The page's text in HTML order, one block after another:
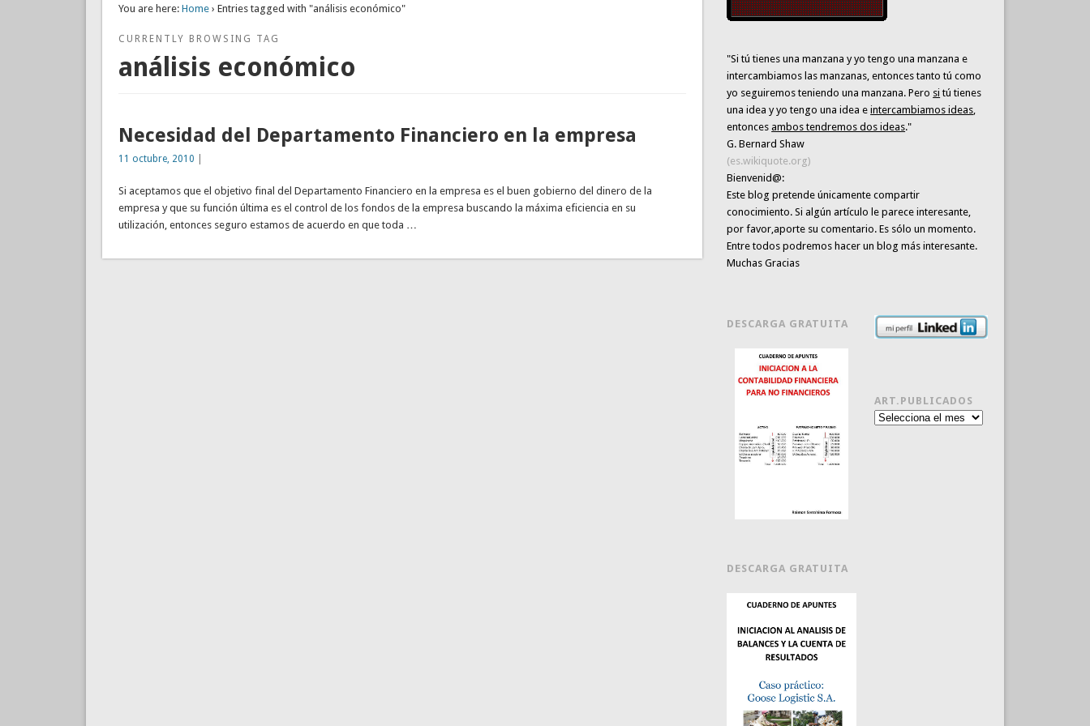
You are here: Home› Entries tagged with "análisis económico"
CURRENTLY BROWSING TAG
análisis económico
Necesidad del Departamento Financiero en la empresa
11 octubre, 2010
Si aceptamos que el objetivo final del Departamento Financiero en la empresa es el buen gobierno del dinero de la
empresa y que su función última es el control de los fondos de la empresa buscando la máxima eficiencia en su
utilización, entonces seguro estamos de acuerdo en que toda …
"Si tú tienes una manzana y yo tengo una manzana e
intercambiamos las manzanas, entonces tanto tú como
yo seguiremos teniendo una manzana. Pero si tú tienes
una idea y yo tengo una idea eintercambiamos ideas,
entoncesambos tendremos dos ideas."
G. Bernard Shaw
(es.wikiquote.org)
Bienvenid@:
Este blog pretende únicamentecompartir
conocimiento. Si algún artículo le parece interesante,
por favor,aporte su comentario. Es sólo un momento.
Entre todos podremos hacer un blog más interesante.
Muchas Gracias
DESCARGA GRATUITA
DESCARGA GRATUITA
ART.PUBLICADOS
Art.publicados